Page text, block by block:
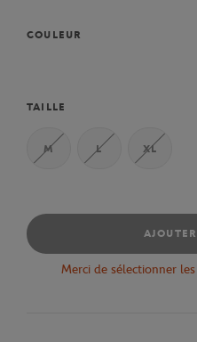
COULEUR
TAILLE
M L XL
Merci de sélectionner